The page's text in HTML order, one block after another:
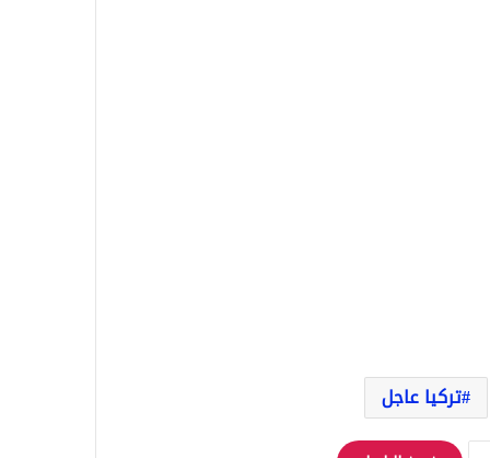
تركيا عاجل